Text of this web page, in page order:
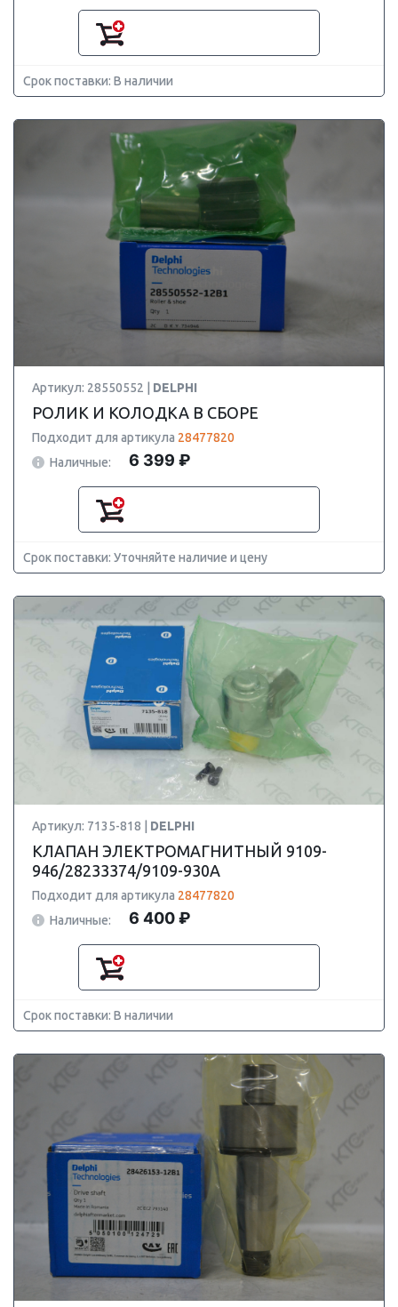
Срок поставки: В наличии
Артикул: 28550552 | DELPHI
РОЛИК И КОЛОДКА В СБОРЕ
Подходит для артикула 28477820
Наличные:
6 399 ₽
Срок поставки: Уточняйте наличие и цену
Артикул: 7135-818 | DELPHI
КЛАПАН ЭЛЕКТРОМАГНИТНЫЙ 9109-
946/28233374/9109-930A
Подходит для артикула 28477820
Наличные:
6 400 ₽
Срок поставки: В наличии